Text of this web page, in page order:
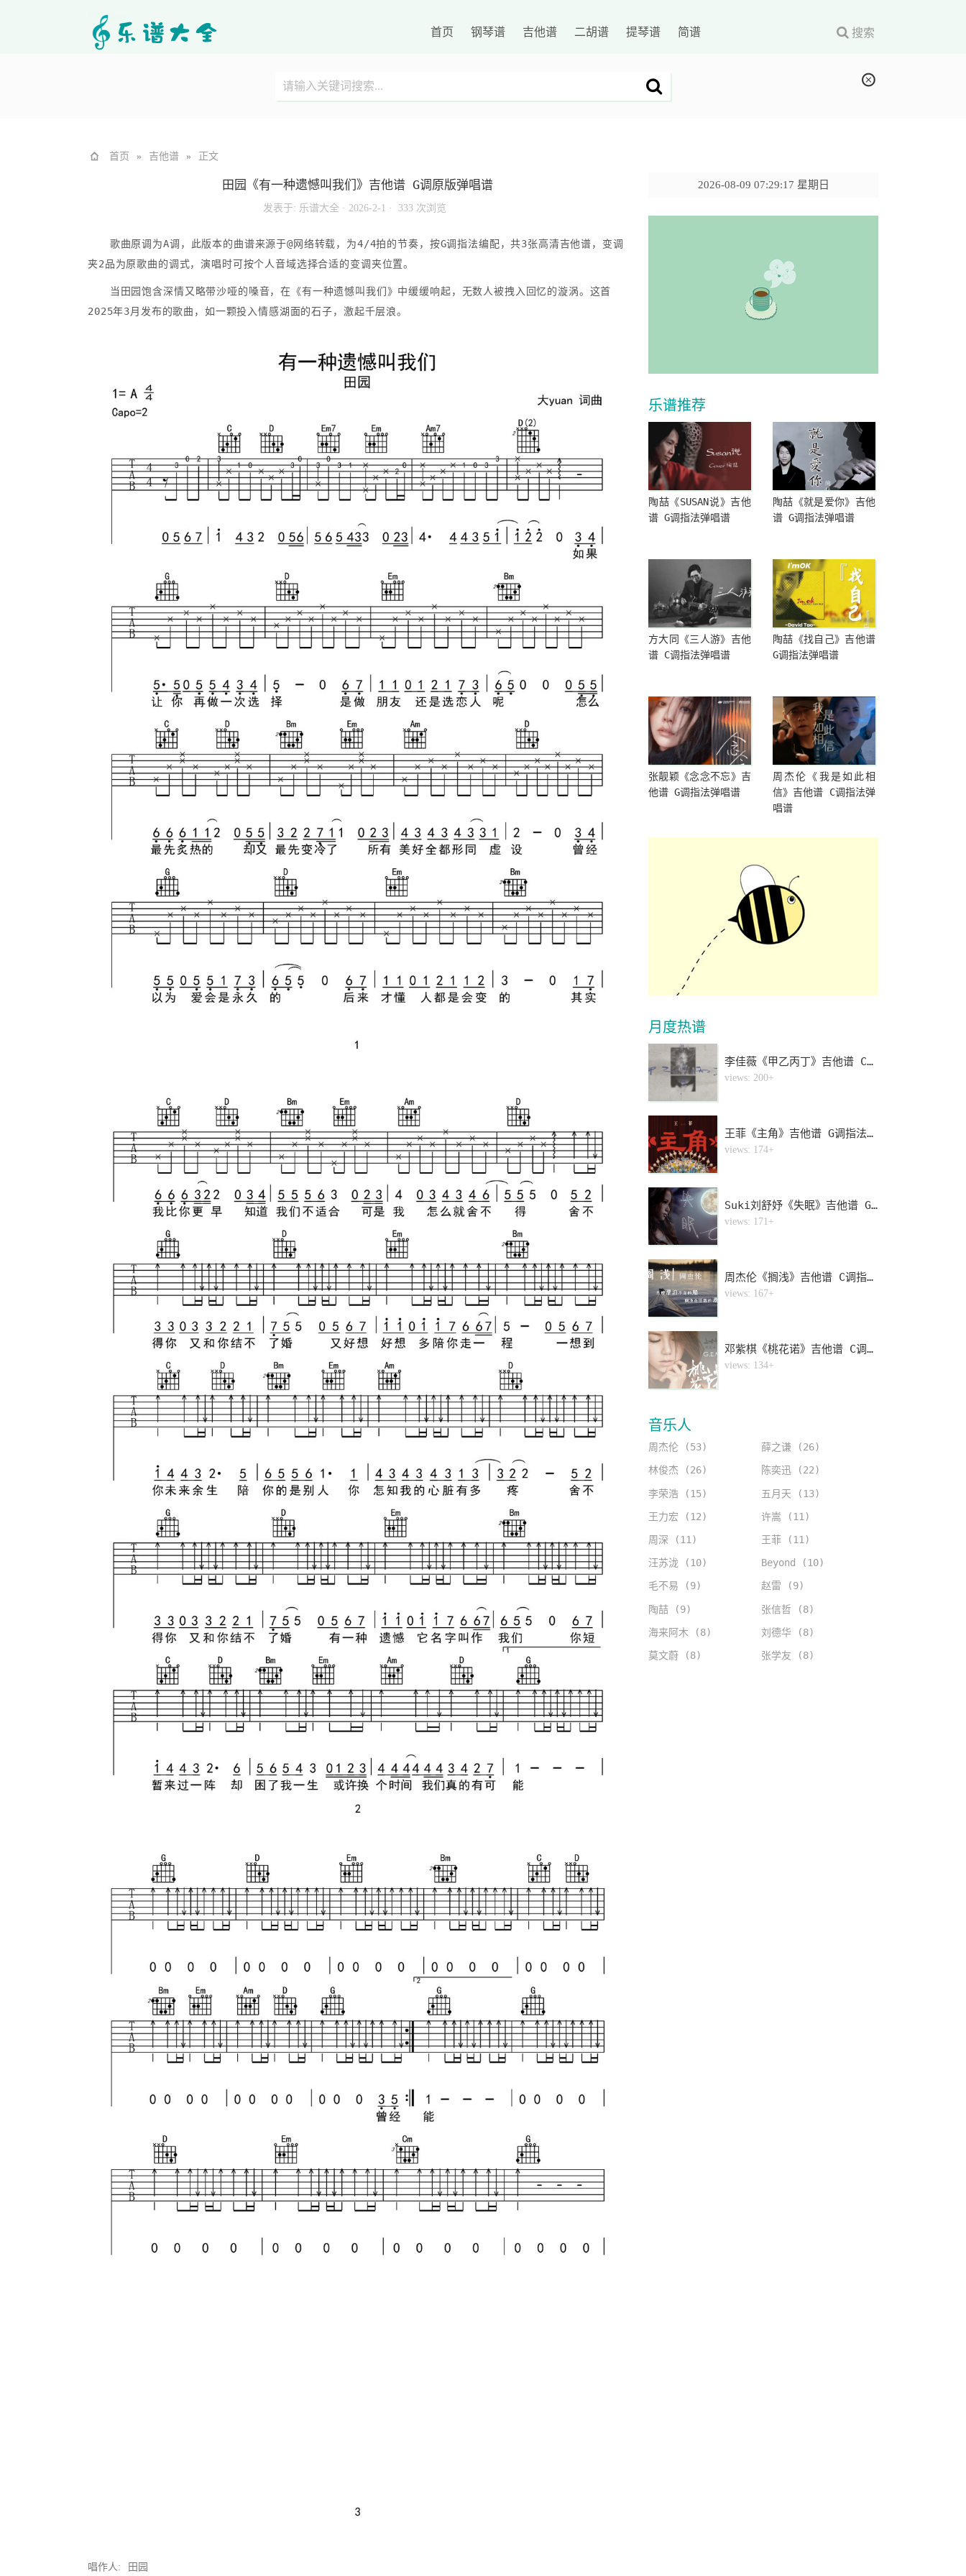
首页 钢琴谱 吉他谱 二胡谱 提琴谱 简谱 搜索
首页 » 吉他谱 » 正文
田园《有一种遗憾叫我们》吉他谱 G调原版弹唱谱
发表于: 乐谱大全· 2026-2-1 · 333 次浏览
歌曲原调为A调，此版本的曲谱来源于@网络转载，为4/4拍的节奏，按G调指法编配，共3张高清吉他谱，变调
夹2品为原歌曲的调式，演唱时可按个人音域选择合适的变调夹位置。
当田园饱含深情又略带沙哑的嗓音，在《有一种遗憾叫我们》中缓缓响起，无数人被拽入回忆的漩涡。这首
2025年3月发布的歌曲，如一颗投入情感湖面的石子，激起千层浪。
唱作人: 田园
2026-08-09 07:29:18 星期日
乐谱推荐
陶喆《SUSAN说》吉他
谱 G调指法弹唱谱
陶喆《就是爱你》吉他
谱 G调指法弹唱谱
方大同《三人游》吉他
谱 C调指法弹唱谱
陶喆《找自己》吉他谱
G调指法弹唱谱
张靓颖《念念不忘》吉
他谱 G调指法弹唱谱
周杰伦《我是如此相
信》吉他谱 C调指法弹
唱谱
月度热谱
1
李佳薇《甲乙丙丁》吉他谱 C调指法弹唱谱
views: 200+
2
王菲《主角》吉他谱 G调指法弹唱谱
views: 174+
3
Suki刘舒妤《失眠》吉他谱 G调指法弹唱谱
views: 171+
4
周杰伦《搁浅》吉他谱 C调指法弹唱谱
views: 167+
5
邓紫棋《桃花诺》吉他谱 C调指法弹唱谱
views: 134+
音乐人
周杰伦 (53) 薛之谦 (26)
林俊杰 (26) 陈奕迅 (22)
李荣浩 (15) 五月天 (13)
王力宏 (12) 许嵩 (11)
周深 (11) 王菲 (11)
汪苏泷 (10) Beyond (10)
毛不易 (9) 赵雷 (9)
陶喆 (9) 张信哲 (8)
海来阿木 (8) 刘德华 (8)
莫文蔚 (8) 张学友 (8)